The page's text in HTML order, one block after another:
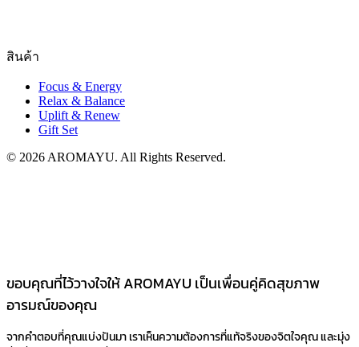
สินค้า
Focus & Energy
Relax & Balance
Uplift & Renew
Gift Set
© 2026 AROMAYU. All Rights Reserved.
ขอบคุณที่ไว้วางใจให้ AROMAYU เป็นเพื่อนคู่คิดสุขภาพ
อารมณ์ของคุณ​
จากคำตอบที่คุณแบ่งปันมา เราเห็นความต้องการที่แท้จริงของจิตใจคุณ และมุ่ง